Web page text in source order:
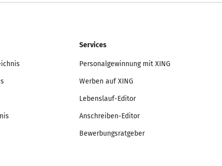
Services
Personalgewinnung mit XING
Werben auf XING
Lebenslauf-Editor
Anschreiben-Editor
Bewerbungsratgeber